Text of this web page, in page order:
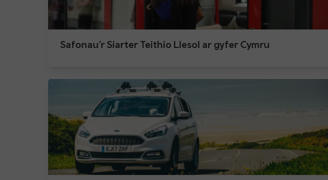
Safonau’r Siarter Teithio Llesol ar gyfer Cymru